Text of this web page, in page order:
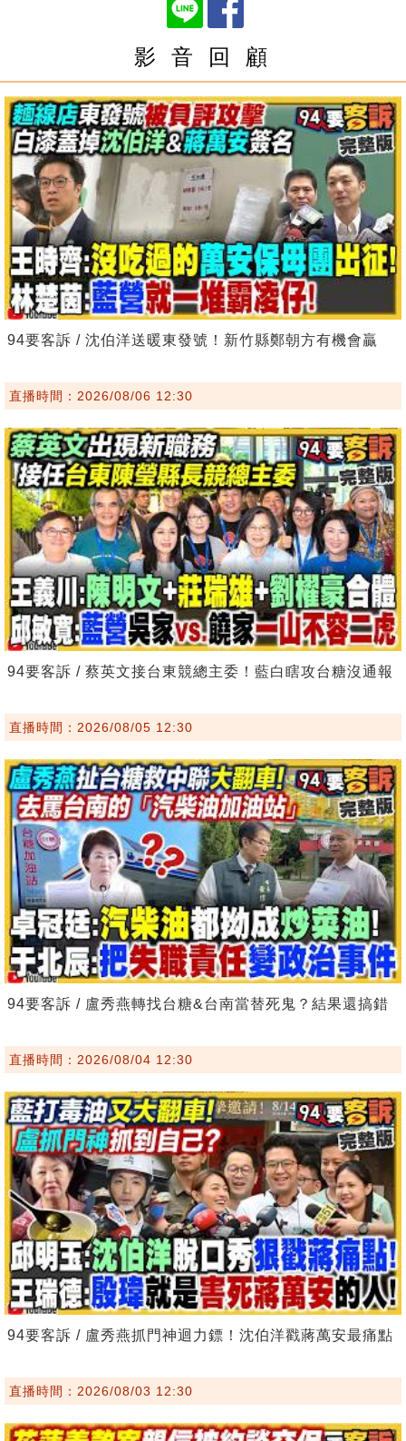
影 音 回 顧
94要客訴 / 沈伯洋送暖東發號！新竹縣鄭朝方有機會贏
直播時間：2026/08/06 12:30
94要客訴 / 蔡英文接台東競總主委！藍白瞎攻台糖沒通報
直播時間：2026/08/05 12:30
94要客訴 / 盧秀燕轉找台糖&台南當替死鬼？結果還搞錯
直播時間：2026/08/04 12:30
94要客訴 / 盧秀燕抓門神迴力鏢！沈伯洋戳蔣萬安最痛點
直播時間：2026/08/03 12:30